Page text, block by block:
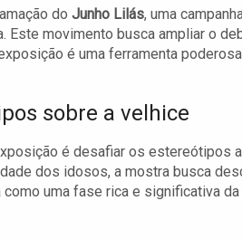
do Junho Lilás, uma
Este movimento busca ampliar o
é uma ferramenta
sobre a velhice
é desafiar os estereótipos
dos idosos, a mostra busca
uma fase rica e significativa da